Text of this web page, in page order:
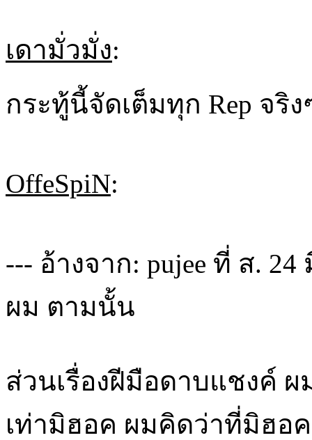
เดามั่วมั่ง:
กระทู้นี้จัดเต็มทุก Rep จริ
OffeSpiN:
--- อ้างจาก: pujee ที่ ส. 24
ผม ตามนั้น
ส่วนเรื่องฝีมือดาบแชงค์
เท่ามิฮอค ผมคิดว่าที่มิฮอ